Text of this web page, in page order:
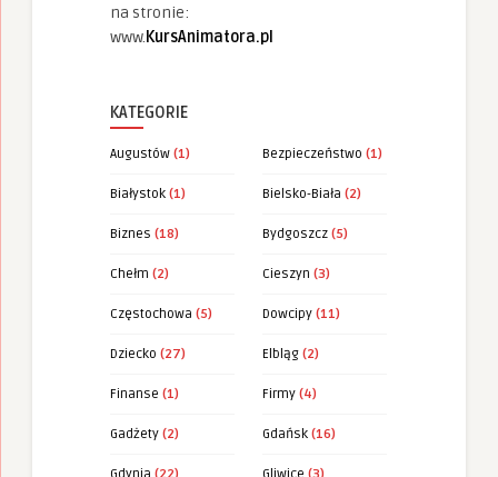
na stronie:
www.KursAnimatora.pl
KATEGORIE
Augustów (1) Bezpieczeństwo (1)
Białystok (1) Bielsko-Biała (2)
Biznes (18) Bydgoszcz (5)
Chełm (2) Cieszyn (3)
Częstochowa (5) Dowcipy (11)
Dziecko (27) Elbląg (2)
Finanse (1) Firmy (4)
Gadżety (2) Gdańsk (16)